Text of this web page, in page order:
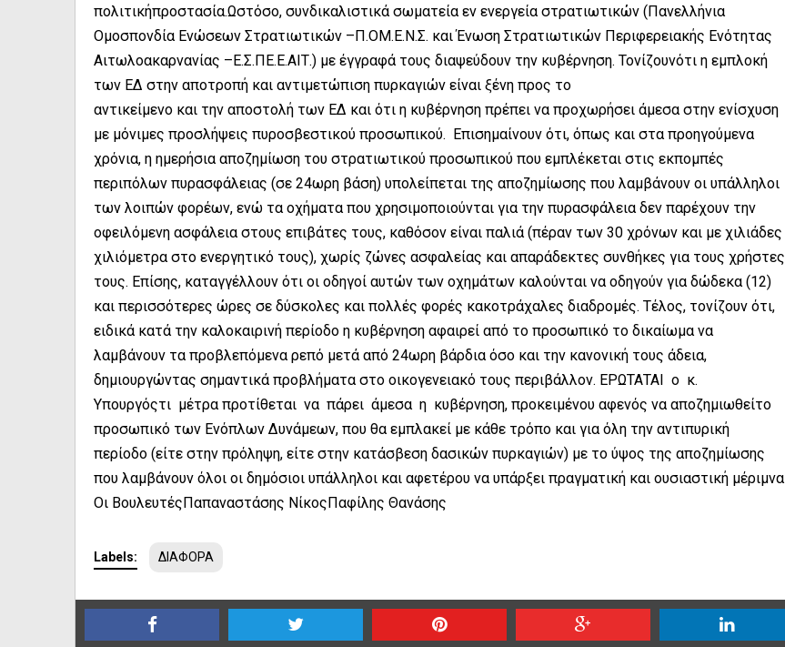
πολιτικήπροστασία.Ωστόσο, συνδικαλιστικά σωματεία εν ενεργεία στρατιωτικών (Πανελλήνια
Ομοσπονδία Ενώσεων Στρατιωτικών –Π.ΟΜ.Ε.Ν.Σ. και Ένωση Στρατιωτικών Περιφερειακής Ενότητας
Αιτωλοακαρνανίας –Ε.Σ.ΠΕ.Ε.ΑΙΤ.) με έγγραφά τους διαψεύδουν την κυβέρνηση. Τονίζουνότι η εμπλοκή
των ΕΔ στην αποτροπή και αντιμετώπιση πυρκαγιών είναι ξένη προς το
αντικείμενο και την αποστολή των ΕΔ και ότι η κυβέρνηση πρέπει να προχωρήσει άμεσα στην ενίσχυση
με μόνιμες προσλήψεις πυροσβεστικού προσωπικού. Επισημαίνουν ότι, όπως και στα προηγούμενα
χρόνια, η ημερήσια αποζημίωση του στρατιωτικού προσωπικού που εμπλέκεται στις εκπομπές
περιπόλων πυρασφάλειας (σε 24ωρη βάση) υπολείπεται της αποζημίωσης που λαμβάνουν οι υπάλληλοι
των λοιπών φορέων, ενώ τα οχήματα που χρησιμοποιούνται για την πυρασφάλεια δεν παρέχουν την
οφειλόμενη ασφάλεια στους επιβάτες τους, καθόσον είναι παλιά (πέραν των 30 χρόνων και με χιλιάδες
χιλιόμετρα στο ενεργητικό τους), χωρίς ζώνες ασφαλείας και απαράδεκτες συνθήκες για τους χρήστες
τους. Επίσης, καταγγέλλουν ότι οι οδηγοί αυτών των οχημάτων καλούνται να οδηγούν για δώδεκα (12)
και περισσότερες ώρες σε δύσκολες και πολλές φορές κακοτράχαλες διαδρομές. Τέλος, τονίζουν ότι,
ειδικά κατά την καλοκαιρινή περίοδο η κυβέρνηση αφαιρεί από το προσωπικό το δικαίωμα να
λαμβάνουν τα προβλεπόμενα ρεπό μετά από 24ωρη βάρδια όσο και την κανονική τους άδεια,
δημιουργώντας σημαντικά προβλήματα στο οικογενειακό τους περιβάλλον. ΕΡΩΤΑΤΑΙ ο κ.
Υπουργόςτι μέτρα προτίθεται να πάρει άμεσα η κυβέρνηση, προκειμένου αφενός να αποζημιωθείτο
προσωπικό των Ενόπλων Δυνάμεων, που θα εμπλακεί με κάθε τρόπο και για όλη την αντιπυρική
περίοδο (είτε στην πρόληψη, είτε στην κατάσβεση δασικών πυρκαγιών) με το ύψος της αποζημίωσης
που λαμβάνουν όλοι οι δημόσιοι υπάλληλοι και αφετέρου να υπάρξει πραγματική και ουσιαστική μέριμνα
Οι ΒουλευτέςΠαπαναστάσης ΝίκοςΠαφίλης Θανάσης
Labels: ΔΙΑΦΟΡΑ